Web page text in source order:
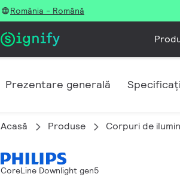
România - Română
Prezentare generală
Acasă Produse Corpuri de
CoreLine Downlight gen5